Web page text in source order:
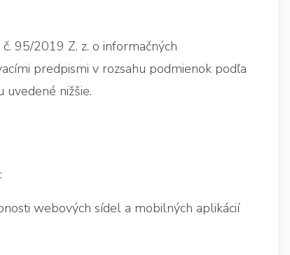
95/2019 Z. z. o informačných
predpismi v rozsahu podmienok podľa
nižšie.
webových sídel a mobilných aplikácií